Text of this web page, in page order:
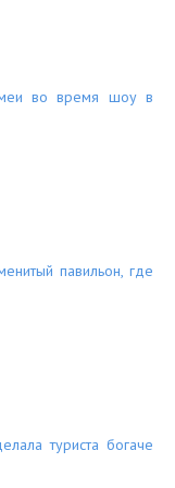
во время шоу в
павильон, где
туриста богаче